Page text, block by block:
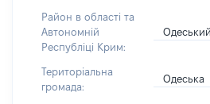
Район в області та
Автономній
Республіці Крим:
Одеський
Територіальна
громада:
Одеська